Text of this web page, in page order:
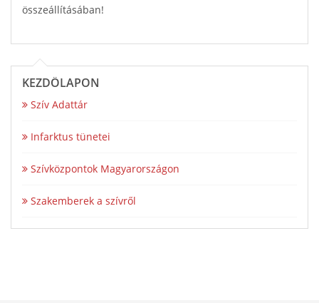
összeállításában!
KEZDŐLAPON
Szív Adattár
Infarktus tünetei
Szívközpontok Magyarországon
Szakemberek a szívről